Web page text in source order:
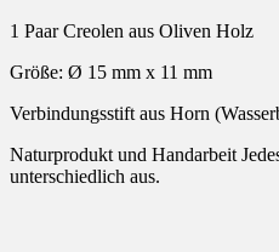
1 Paar Creolen aus Oliven Holz
Größe: Ø 15 mm x 11 mm
Verbindungsstift aus Horn
Naturprodukt und Handarbeit
unterschiedlich aus.